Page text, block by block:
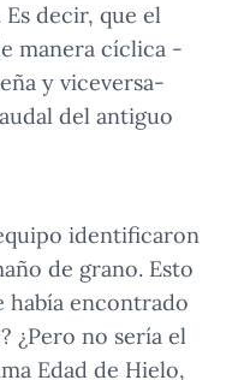
decir, que el
manera cíclica -
y viceversa-
del antiguo
identificaron
de grano. Esto
había encontrado
¿Pero no sería el
Edad de Hielo,